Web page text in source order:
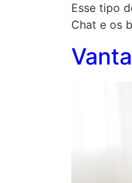
Esse tipo
Chat e os